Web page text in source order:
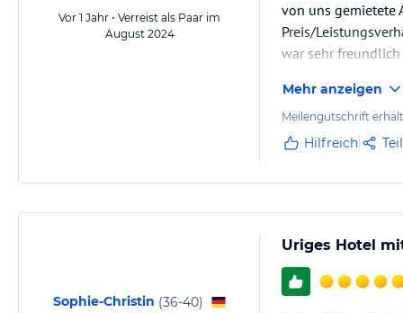
Vor 1 Jahr • Verreist als Paar im
August 2024
von uns gemietete
Preis/
war sehr
Mehr anzeigen
Meilengutschrift
Hilfreich
Sophie-Christin (36-40)
Uriges Hotel